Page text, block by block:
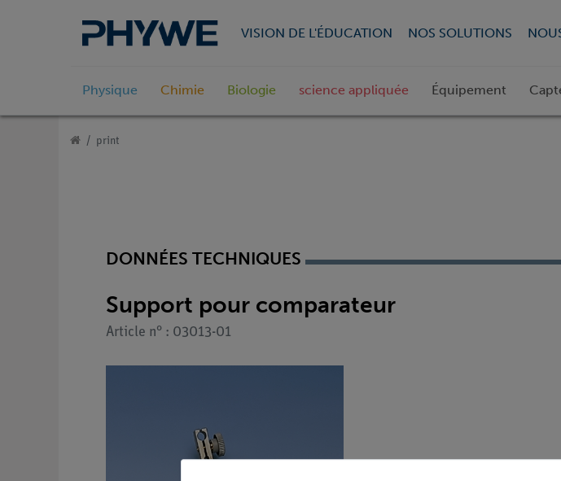
VISION DE L'ÉDUCATION NOS SOLUTIONS
Physique Chimie Biologie science appliquée Équipement
print
DONNÉES TECHNIQUES
Support pour comparateur
Article n° : 03013-01